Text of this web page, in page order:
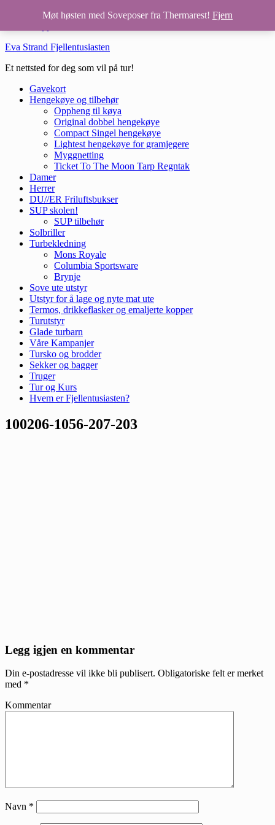
Hopp til hovedinnhold
Eva Strand Fjellentusiasten
Et nettsted for deg som vil på tur!
Gavekort
Hengekøye og tilbehør
Oppheng til køya
Original dobbel hengekøye
Compact Singel hengekøye
Lightest hengekøye for gramjegere
Myggnetting
Ticket To The Moon Tarp Regntak
Damer
Herrer
DU//ER Friluftsbukser
SUP skolen!
SUP tilbehør
Solbriller
Turbekledning
Mons Royale
Columbia Sportsware
Brynje
Sove ute utstyr
Utstyr for å lage og nyte mat ute
Termos, drikkeflasker og emaljerte kopper
Turutstyr
Glade turbarn
Våre Kampanjer
Tursko og brodder
Sekker og bagger
Truger
Tur og Kurs
Hvem er Fjellentusiasten?
100206-1056-207-203
Reader
Legg igjen en kommentar
Din e-postadresse vil ikke bli publisert. Obligatoriske felt er merket
med *
Kommentar
Navn *
Møt høsten med Soveposer fra Thermarest! Fjern